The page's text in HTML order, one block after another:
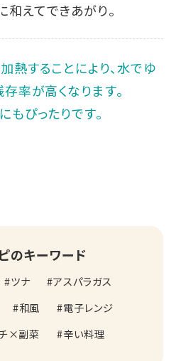
えてできあがり。
することにより、水でゆ
率が高くなります。
ぴったりです。
のキーワード
ツナ
アスパラガス
和風
電子レンジ
×副菜 辛い料理